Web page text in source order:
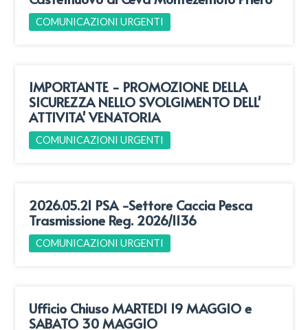
COMUNICAZIONI URGENTI
IMPORTANTE - PROMOZIONE DELLA
SICUREZZA NELLO SVOLGIMENTO DELL'
ATTIVITA' VENATORIA
COMUNICAZIONI URGENTI
2026.05.21 PSA -Settore Caccia Pesca
Trasmissione Reg. 2026/1136
COMUNICAZIONI URGENTI
Ufficio Chiuso MARTEDI 19 MAGGIO e
SABATO 30 MAGGIO